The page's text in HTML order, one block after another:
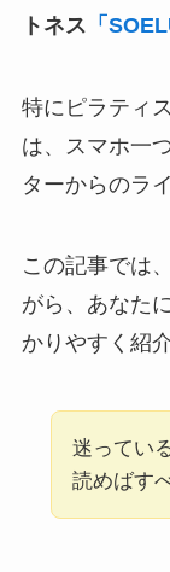
トネス 「
特にピラティ
は、スマホ一
ターからのラ
この記事では
がら、あなた
かりやすく紹
迷ってい
読めばす